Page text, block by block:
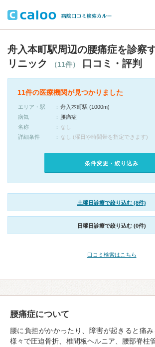
舟入本町駅周辺の腰痛症を診察
リニック
（11件） 口コミ・評判
11件の医療機関が見つかりました
エリア・駅
舟入本町駅 (1000m)
病気
腰痛症
名称
なし
詳細条件
なし (曜日や時間帯を指定できます)
条件変更・絞り込み
土曜日診療で絞り込む (8件)
日曜日診療で絞り込む (0件)
口コミ検索はこちら
腰痛症について
腰に負担がかかったり、障害が起きると痛
様々で圧迫骨折、椎間板ヘルニア、腰部脊柱